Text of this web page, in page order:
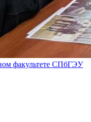
факультете СПбГЭУ